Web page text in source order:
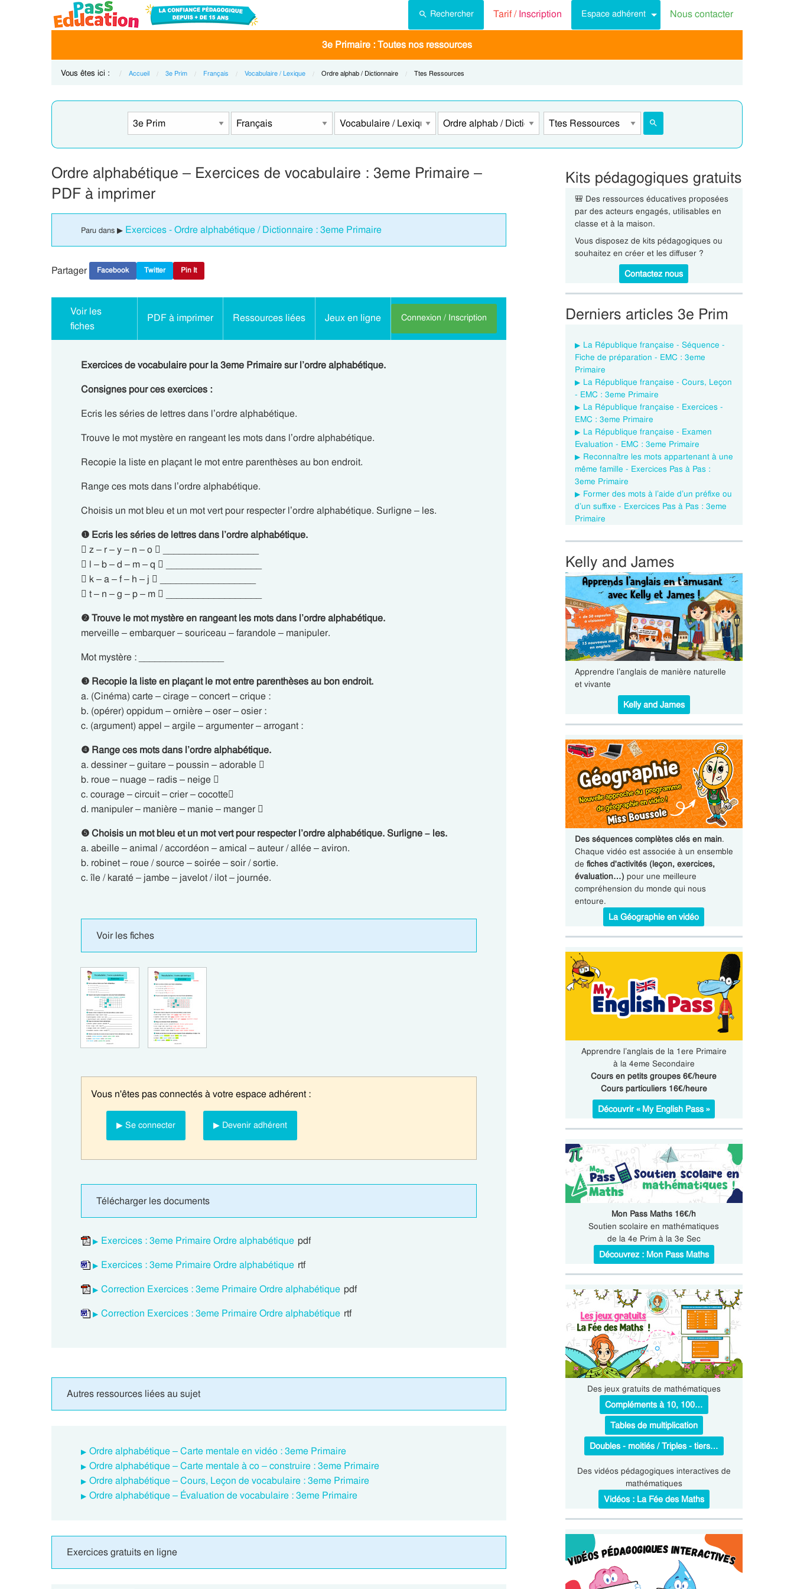
Rechercher Tarif /Inscription Espace adhérent Nous contacter
3e Primaire : Toutes nos ressources
Vous êtes ici : Accueil 3e Prim Français Vocabulaire / Lexique Current:
Ordre alphab / Dictionnaire Current:
Ttes Ressources
Ordre alphabétique – Exercices de vocabulaire : 3eme Primaire –
PDF à imprimer
Paru dans ▶ Exercices - Ordre alphabétique / Dictionnaire : 3eme Primaire
Partager Facebook Twitter Pin It
Voir les
fiches
PDF à imprimer Ressources liées Jeux en ligne Connexion / Inscription
Exercices de vocabulaire pour la 3eme Primaire sur l’ordre alphabétique.
Consignes pour ces exercices :
Ecris les séries de lettres dans l’ordre alphabétique.
Trouve le mot mystère en rangeant les mots dans l’ordre alphabétique.
Recopie la liste en plaçant le mot entre parenthèses au bon endroit.
Range ces mots dans l’ordre alphabétique.
Choisis un mot bleu et un mot vert pour respecter l’ordre alphabétique. Surligne – les.
❶ Ecris les séries de lettres dans l’ordre alphabétique.
 z – r – y – n – o  __________________
 l – b – d – m – q  __________________
 k – a – f – h – j  __________________
 t – n – g – p – m  __________________
❷ Trouve le mot mystère en rangeant les mots dans l’ordre alphabétique.
merveille – embarquer – souriceau – farandole – manipuler.
Mot mystère : ________________
❸ Recopie la liste en plaçant le mot entre parenthèses au bon endroit.
a. (Cinéma) carte – cirage – concert – crique :
b. (opérer) oppidum – ornière – oser – osier :
c. (argument) appel – argile – argumenter – arrogant :
❹ Range ces mots dans l’ordre alphabétique.
a. dessiner – guitare – poussin – adorable 
b. roue – nuage – radis – neige 
c. courage – circuit – crier – cocotte
d. manipuler – manière – manie – manger 
❺ Choisis un mot bleu et un mot vert pour respecter l’ordre alphabétique. Surligne – les.
a. abeille – animal / accordéon – amical – auteur / allée – aviron.
b. robinet – roue / source – soirée – soir / sortie.
c. île / karaté – jambe – javelot / ilot – journée.
Voir les fiches
Vous n'êtes pas connectés à votre espace adhérent :
▶ Se connecter ▶ Devenir adhérent
Télécharger les documents
Exercices : 3eme Primaire Ordre alphabétique pdf
Exercices : 3eme Primaire Ordre alphabétique rtf
Correction Exercices : 3eme Primaire Ordre alphabétique pdf
Correction Exercices : 3eme Primaire Ordre alphabétique rtf
Autres ressources liées au sujet
Ordre alphabétique – Carte mentale en vidéo : 3eme Primaire
Ordre alphabétique – Carte mentale à co – construire : 3eme Primaire
Ordre alphabétique – Cours, Leçon de vocabulaire : 3eme Primaire
Ordre alphabétique – Évaluation de vocabulaire : 3eme Primaire
Exercices gratuits en ligne
Kits pédagogiques gratuits
🎒 Des ressources éducatives proposées
par des acteurs engagés, utilisables en
classe et à la maison.
Vous disposez de kits pédagogiques ou
souhaitez en créer et les diffuser ?
Contactez nous
Derniers articles 3e Prim
La République française - Séquence -
Fiche de préparation - EMC : 3eme
Primaire
La République française - Cours, Leçon
- EMC : 3eme Primaire
La République française - Exercices -
EMC : 3eme Primaire
La République française - Examen
Evaluation - EMC : 3eme Primaire
Reconnaître les mots appartenant à une
même famille - Exercices Pas à Pas :
3eme Primaire
Former des mots à l’aide d’un préfixe ou
d’un suffixe - Exercices Pas à Pas : 3eme
Primaire
Kelly and James
Apprendre l’anglais de manière naturelle
et vivante
Kelly and James
Des séquences complètes clés en main.
Chaque vidéo est associée à un ensemble
de fiches d'activités (leçon, exercices,
évaluation…) pour une meilleure
compréhension du monde qui nous
entoure.
La Géographie en vidéo
Apprendre l’anglais de la 1ere Primaire
à la 4eme Secondaire
Cours en petits groupes 6€/heure
Cours particuliers 16€/heure
Découvrir « My English Pass »
Mon Pass Maths 16€/h
Soutien scolaire en mathématiques
de la 4e Prim à la 3e Sec
Découvrez : Mon Pass Maths
Des jeux gratuits de mathématiques
Compléments à 10, 100…
Tables de multiplication
Doubles - moitiés / Triples - tiers…
Des vidéos pédagogiques interactives de
mathématiques
Vidéos : La Fée des Maths